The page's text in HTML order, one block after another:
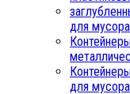
для мусора
для мусора